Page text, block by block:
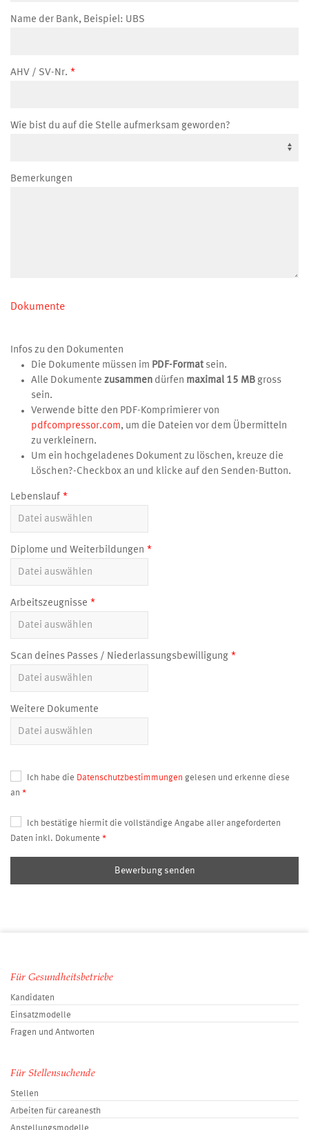
Name der Bank, Beispiel: UBS
AHV / SV-Nr.
Wie bist du auf die Stelle aufmerksam geworden?
Bemerkungen
Dokumente
Infos zu den Dokumenten
Die Dokumente müssen im PDF-Format sein.
Alle Dokumente zusammen dürfen maximal 15 MB gross
sein.
Verwende bitte den PDF-Komprimierer von
pdfcompressor.com, um die Dateien vor dem Übermitteln
zu verkleinern.
Um ein hochgeladenes Dokument zu löschen, kreuze die
Löschen?-Checkbox an und klicke auf den Senden-Button.
Lebenslauf
Diplome und Weiterbildungen
Arbeitszeugnisse
Scan deines Passes / Niederlassungsbewilligung
Weitere Dokumente
Ich habe die Datenschutzbestimmungen gelesen und erkenne diese
an
Ich bestätige hiermit die vollständige Angabe aller angeforderten
Daten inkl. Dokumente
Bewerbung senden
Für Gesundheitsbetriebe
Kandidaten
Einsatzmodelle
Fragen und Antworten
Für Stellensuchende
Stellen
Arbeiten für careanesth